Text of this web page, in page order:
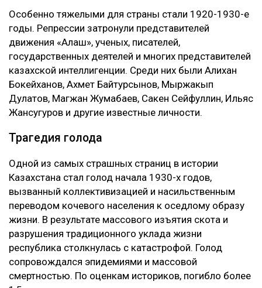
Особенно тяжелыми для страны стали 1920-1930-е
годы. Репрессии затронули представителей
движения «Алаш», ученых, писателей,
государственных деятелей и многих представителей
казахской интеллигенции. Среди них были Алихан
Бокейханов, Ахмет Байтурсынов, Мыржакып
Дулатов, Магжан Жумабаев, Сакен Сейфуллин, Ильяс
Жансугуров и другие известные личности.
Трагедия голода
Одной из самых страшных страниц в истории
Казахстана стал голод начала 1930-х годов,
вызванный коллективизацией и насильственным
переводом кочевого населения к оседлому образу
жизни. В результате массового изъятия скота и
разрушения традиционного уклада жизни
республика столкнулась с катастрофой. Голод
сопровождался эпидемиями и массовой
смертностью. По оценкам историков, погибло более